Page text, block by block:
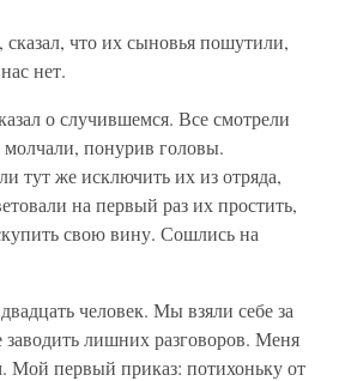
что их сыновья пошутили,
нет.
о случившемся. Все смотрели
понурив головы.
тут же исключить их из отряда,
на первый раз их простить,
свою вину. Сошлись на
человек. Мы взяли себе за
лишних разговоров. Меня
Мой первый приказ: потихоньку от